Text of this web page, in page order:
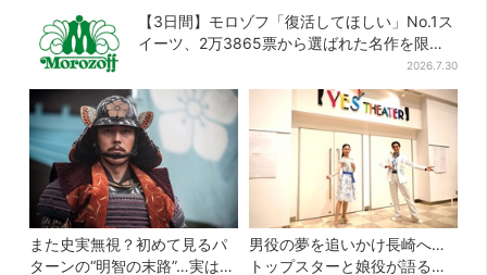
【3日間】モロゾフ「復活してほしい」No.1ス
イーツ、2万3865票から選ばれた名作を限定
2026.7.30
また史実無視？初めて見るパ
ターンの“明智の末路”…実は、
男役の夢を追いかけ長崎へ…
トップスターと娘役が語る